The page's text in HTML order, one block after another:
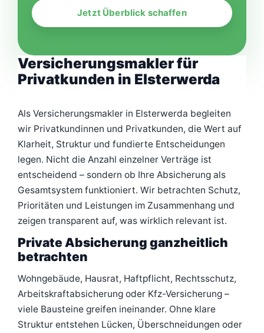
Jetzt Überblick schaffen
Versicherungsmakler für
Privatkunden in Elsterwerda
Als Versicherungsmakler in Elsterwerda begleiten
wir Privatkundinnen und Privatkunden, die Wert auf
Klarheit, Struktur und fundierte Entscheidungen
legen. Nicht die Anzahl einzelner Verträge ist
entscheidend – sondern ob Ihre Absicherung als
Gesamtsystem funktioniert. Wir betrachten Schutz,
Prioritäten und Leistungen im Zusammenhang und
zeigen transparent auf, was wirklich relevant ist.
Private Absicherung ganzheitlich
betrachten
Wohngebäude, Hausrat, Haftpflicht, Rechtsschutz,
Arbeitskraftabsicherung oder Kfz-Versicherung –
viele Bausteine greifen ineinander. Ohne klare
Struktur entstehen Lücken, Überschneidungen oder